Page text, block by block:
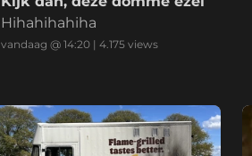
Hihahihahiha
vandaag @ 14:20| 4.175views